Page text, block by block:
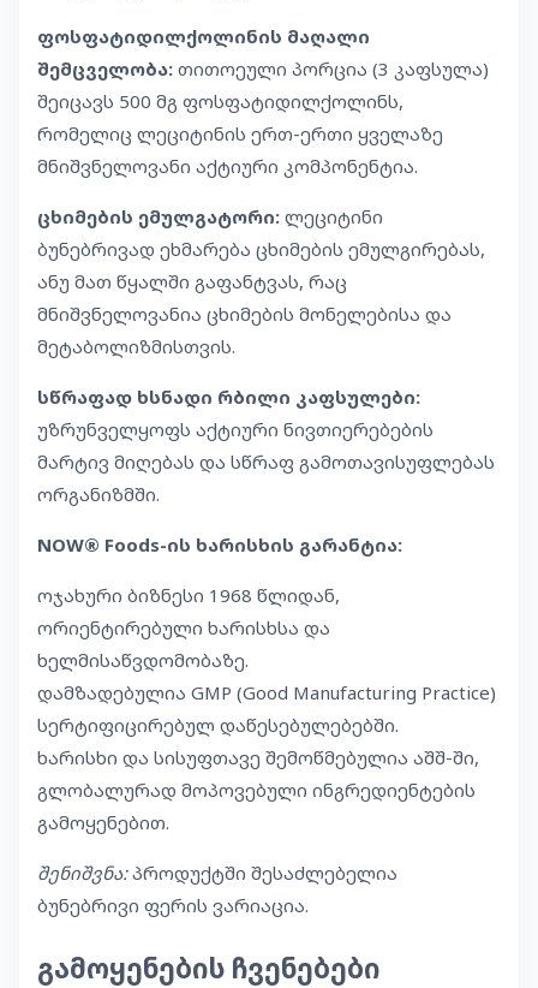
ფოსფატიდილქოლინის მაღალი
შემცველობა: თითოეული პორცია (3 კაფსულა)
შეიცავს 500 მგ ფოსფატიდილქოლინს,
რომელიც ლეციტინის ერთ-ერთი ყველაზე
მნიშვნელოვანი აქტიური კომპონენტია.
ცხიმების ემულგატორი: ლეციტინი
ბუნებრივად ეხმარება ცხიმების ემულგირებას,
ანუ მათ წყალში გაფანტვას, რაც
მნიშვნელოვანია ცხიმების მონელებისა და
მეტაბოლიზმისთვის.
სწრაფად ხსნადი რბილი კაფსულები:
უზრუნველყოფს აქტიური ნივთიერებების
მარტივ მიღებას და სწრაფ გამოთავისუფლებას
ორგანიზმში.
NOW® Foods-ის ხარისხის გარანტია:
ოჯახური ბიზნესი 1968 წლიდან,
ორიენტირებული ხარისხსა და
ხელმისაწვდომობაზე.
დამზადებულია GMP (Good Manufacturing Practice)
სერტიფიცირებულ დაწესებულებებში.
ხარისხი და სისუფთავე შემოწმებულია აშშ-ში,
გლობალურად მოპოვებული ინგრედიენტების
გამოყენებით.
შენიშვნა:პროდუქტში შესაძლებელია
ბუნებრივი ფერის ვარიაცია.
გამოყენების ჩვენებები